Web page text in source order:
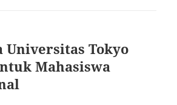
Universitas Tokyo
Mahasiswa